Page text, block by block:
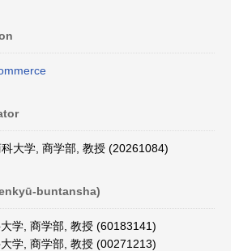
大学, 商学部, 教授 (20261084)
buntansha)
学, 商学部, 教授 (60183141)
学, 商学部, 教授 (00271213)